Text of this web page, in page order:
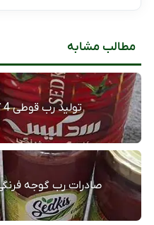
مطالب مشابه
تولید رب قوطی 4 کیلویی و 16 کیلویی
صادرات رب گوجه